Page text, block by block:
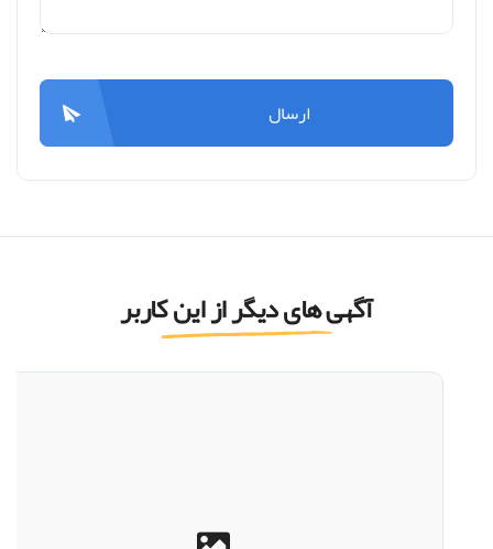
ارسال
آگهی های دیگر از این کاربر